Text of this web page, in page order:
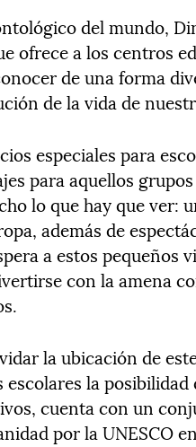
del mundo,
ofrece a los centros
de una forma
de la vida de
especiales para
para aquellos
lo que hay que ver:
además de
a estos pequeños
con la amena
la ubicación de
escolares la
cuenta con un
por la UNESCO